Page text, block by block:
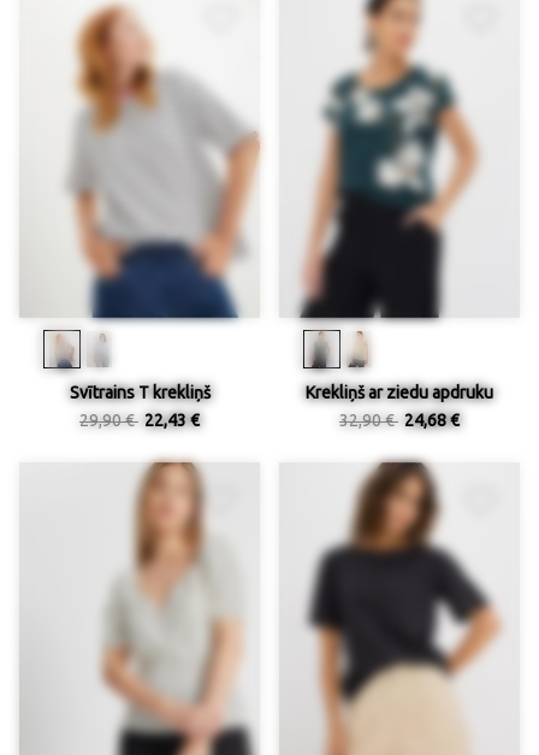
Svītrains T krekliņš
29,90 € 22,43 €
Krekliņš ar ziedu apdruku
32,90 € 24,68 €